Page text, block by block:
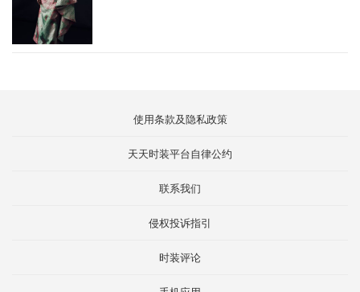
使用条款及隐私政策
天天时装平台自律公约
联系我们
侵权投诉指引
时装评论